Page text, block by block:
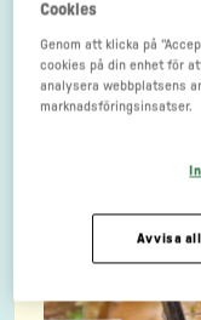
Cookies
Genom att klicka på
cookies på din enhet för
analysera webbplatsens
marknadsföringsinsatser.
Avvisa